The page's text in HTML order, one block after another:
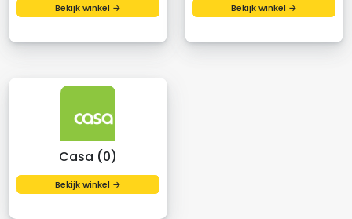
Bekijk winkel → Bekijk winkel →
Casa (0)
Bekijk winkel →